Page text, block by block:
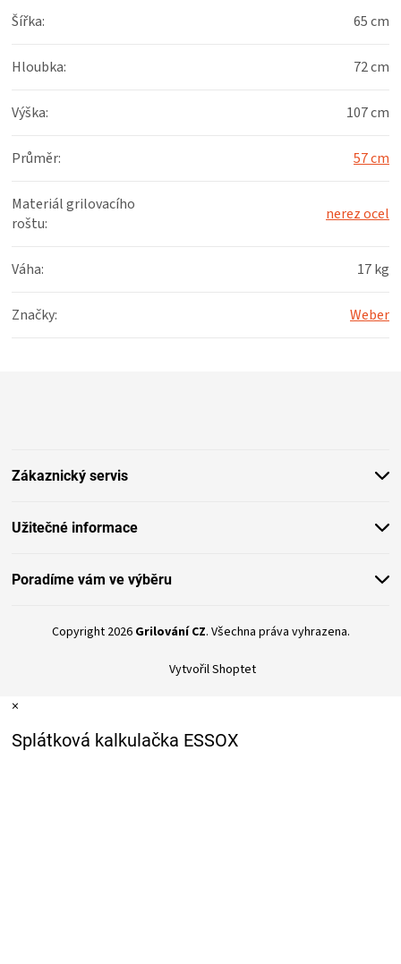
Šířka: 65 cm
Hloubka: 72 cm
Výška: 107 cm
Průměr: 57 cm
Materiál grilovacího
roštu: nerez ocel
Váha: 17 kg
Značky: Weber
Zákaznický servis
Užitečné informace
Poradíme vám ve výběru
Vytvořil Shoptet
Copyright 2026 Grilování CZ. Všechna práva vyhrazena.
×
Splátková kalkulačka ESSOX